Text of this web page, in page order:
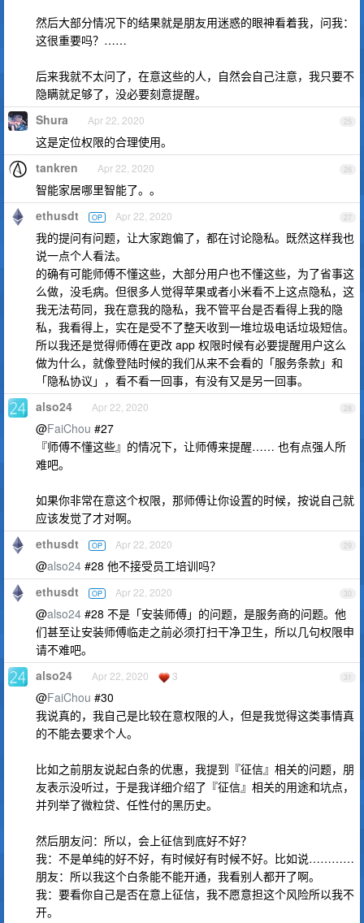
然后大部分情况下的结果就是朋友用迷惑的眼神看着我，问我：
这很重要吗？……
后来我就不太问了，在意这些的人，自然会自己注意，我只要不
隐瞒就足够了，没必要刻意提醒。
25
Shura Apr 22, 2020
这是定位权限的合理使用。
26
tankren Apr 22, 2020
智能家居哪里智能了。。
27
ethusdt OP Apr 22, 2020
我的提问有问题，让大家跑偏了，都在讨论隐私。既然这样我也
说一点个人看法。
的确有可能师傅不懂这些，大部分用户也不懂这些，为了省事这
么做，没毛病。但很多人觉得苹果或者小米看不上这点隐私，这
我无法苟同，我在意我的隐私，我不管平台是否看得上我的隐
私，我看得上，实在是受不了整天收到一堆垃圾电话垃圾短信。
所以我还是觉得师傅在更改 app 权限时候有必要提醒用户这么
做为什么，就像登陆时候的我们从来不会看的「服务条款」和
「隐私协议」，看不看一回事，有没有又是另一回事。
28
also24 Apr 22, 2020
@FaiChou #27
『师傅不懂这些』的情况下，让师傅来提醒…… 也有点强人所
难吧。
如果你非常在意这个权限，那师傅让你设置的时候，按说自己就
应该发觉了才对啊。
29
ethusdt OP Apr 22, 2020
@also24 #28 他不接受员工培训吗？
30
ethusdt OP Apr 22, 2020
@also24 #28 不是「安装师傅」的问题，是服务商的问题。他
们甚至让安装师傅临走之前必须打扫干净卫生，所以几句权限申
请不难吧。
31
also24 Apr 22, 2020 3
@FaiChou #30
我说真的，我自己是比较在意权限的人，但是我觉得这类事情真
的不能去要求个人。
比如之前朋友说起白条的优惠，我提到『征信』相关的问题，朋
友表示没听过，于是我详细介绍了『征信』相关的用途和坑点，
并列举了微粒贷、任性付的黑历史。
然后朋友问：所以，会上征信到底好不好？
我：不是单纯的好不好，有时候好有时候不好。比如说…………
朋友：所以我这个白条能不能开通，我看别人都开了啊。
我：要看你自己是否在意上征信，我不愿意担这个风险所以我不
开。